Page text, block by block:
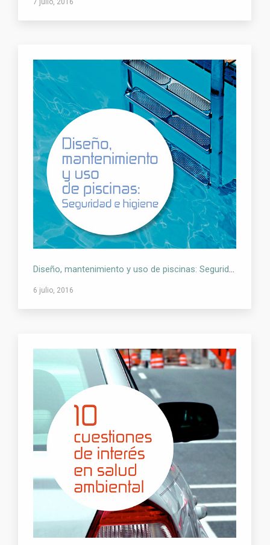
7 julio, 2016
Diseño, mantenimiento y uso de piscinas: Seguridad e higiene
6 julio, 2016